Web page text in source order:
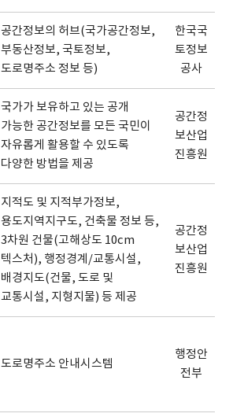
공간정보의 허브(국가공간정보,
부동산정보, 국토정보,
도로명주소 정보 등)
한국국
토정보
공사
국가가 보유하고 있는 공개
가능한 공간정보를 모든 국민이
자유롭게 활용할 수 있도록
다양한 방법을 제공
공간정
보산업
진흥원
지적도 및 지적부가정보,
용도지역지구도, 건축물 정보 등,
3차원 건물(고해상도 10cm
텍스처), 행정경계/교통시설,
배경지도(건물, 도로 및
교통시설, 지형지물) 등 제공
공간정
보산업
진흥원
도로명주소 안내시스템
행정안
전부